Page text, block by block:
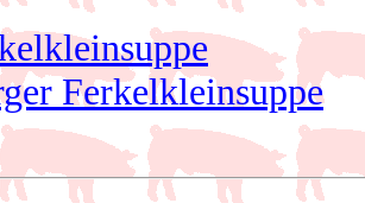
Ferkelkleinsuppe